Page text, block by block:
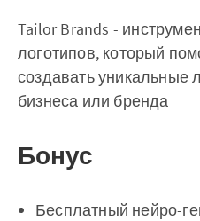
Tailor Brands -
логотипов, который
создавать уникальные
бизнеса или бренда
Бонус
Бесплатный нейро-